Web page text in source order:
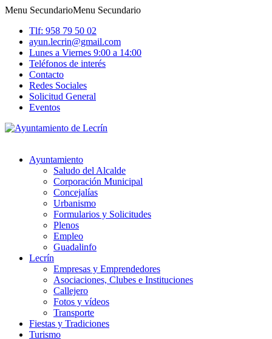
Menu SecundarioMenu Secundario
Tlf: 958 79 50 02
ayun.lecrin@gmail.com
Lunes a Viernes 9:00 a 14:00
Teléfonos de interés
Contacto
Redes Sociales
Solicitud General
Eventos
Ayuntamiento
Saludo del Alcalde
Corporación Municipal
Concejalías
Urbanismo
Formularios y Solicitudes
Plenos
Empleo
Guadalinfo
Lecrín
Empresas y Emprendedores
Asociaciones, Clubes e Instituciones
Callejero
Fotos y vídeos
Transporte
Fiestas y Tradiciones
Turismo